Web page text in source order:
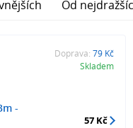
Od
-
Doprava: 79 Kč
Skladem
57 Kč